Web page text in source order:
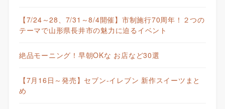
【7/24～28、7/31～8/4開催】市制施行70周年！２つの
テーマで山形県長井市の魅力に迫るイベント
絶品モーニング！早朝OKな お店など30選
【7月16日～発売】セブン-イレブン 新作スイーツまと
め